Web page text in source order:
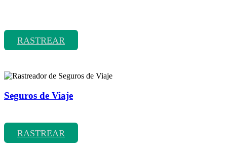
RASTREAR
Seguros de Viaje
RASTREAR